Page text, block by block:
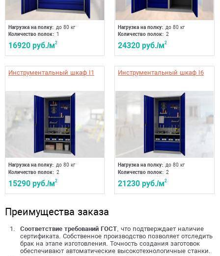
Нагрузка на полку: до 80 кг
Количество полок: 1
16920 руб./м2
Нагрузка на полку: до 80 кг
Количество полок: 2
24320 руб./м2
Инструментальный шкаф I1
Нагрузка на полку: до 80 кг
Количество полок: 2
15290 руб./м2
Инструментальный шкаф I6
Нагрузка на полку: до 80 кг
Количество полок: 2
21230 руб./м2
Преимущества заказа
Соответствие требований ГОСТ , что подтверждает наличие
сертификата. Собственное производство позволяет отследить
брак на этапе изготовления. Точность создания заготовок
обеспечивают автоматические высокотехнологичные станки.